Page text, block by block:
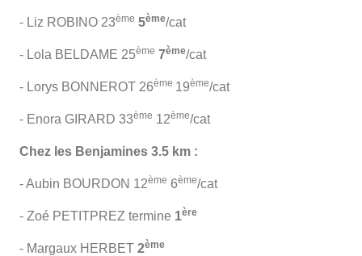
- Liz ROBINO 23ème 5ème/cat
- Lola BELDAME 25ème 7ème/cat
- Lorys BONNEROT 26ème 19ème/cat
- Enora GIRARD 33ème 12ème/cat
Chez les Benjamines 3.5 km :
- Aubin BOURDON 12ème 6ème/cat
- Zoé PETITPREZ termine 1ère
- Margaux HERBET 2ème